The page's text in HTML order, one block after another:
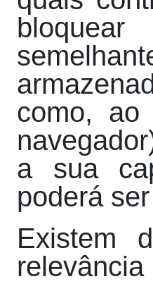
como, ao
a sua
poderá
Existem